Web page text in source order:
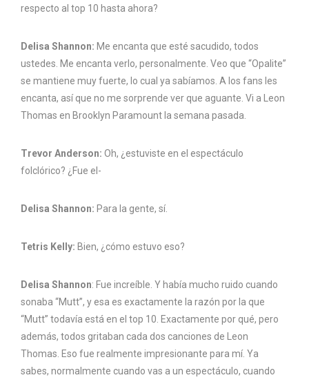
respecto al top 10 hasta ahora?
Delisa Shannon: Me encanta que esté sacudido, todos
ustedes. Me encanta verlo, personalmente. Veo que “Opalite”
se mantiene muy fuerte, lo cual ya sabíamos. A los fans les
encanta, así que no me sorprende ver que aguante. Vi a Leon
Thomas en Brooklyn Paramount la semana pasada.
Trevor Anderson: Oh, ¿estuviste en el espectáculo
folclórico? ¿Fue el-
Delisa Shannon: Para la gente, sí.
Tetris Kelly: Bien, ¿cómo estuvo eso?
Delisa Shannon: Fue increíble. Y había mucho ruido cuando
sonaba “Mutt”, y esa es exactamente la razón por la que
“Mutt” todavía está en el top 10. Exactamente por qué, pero
además, todos gritaban cada dos canciones de Leon
Thomas. Eso fue realmente impresionante para mí. Ya
sabes, normalmente cuando vas a un espectáculo, cuando